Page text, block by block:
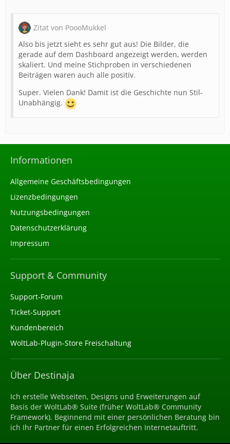
Zitat von PoooMukkel
Also bis jetzt sieht es sehr gut aus! Die Bilder, die
gerade auf dem Dashboard angezeigt werden, werden
skaliert. Und meine Stichproben in verschiedenen
Beiträgen waren auch alle positiv.
Super. Vielen Dank! Damit ist die Geschichte nun Stil-
Unabhängig.
Informationen
Allgemeine Geschäftsbedingungen
Lizenzbedingungen
Nutzungsbedingungen
Datenschutzerklärung
Impressum
Support & Community
Support-Forum
Ticket-Support
Kundenbereich
WoltLab-Plugin-Store Freischaltung
Über Destinaja
Ich erstelle Webseiten, Designs und Erweiterungen auf
Basis der WoltLab® Suite (früher WoltLab® Community
Framework). Beginnend mit einer persönlichen Beratung bin
ich Ihr Partner für einen Erfolgreichen Internetauftritt.